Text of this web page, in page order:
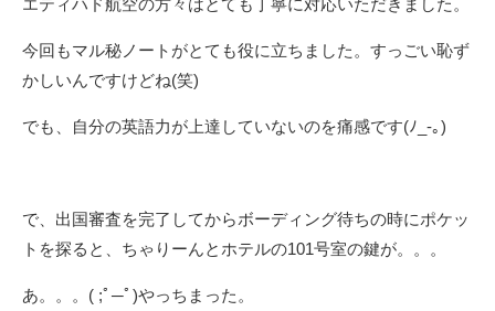
エティハド航空の方々はとても丁寧に対応いただきました。
今回もマル秘ノートがとても役に立ちました。すっごい恥ず
かしいんですけどね(笑)
でも、自分の英語力が上達していないのを痛感です(ﾉ_-｡)
で、出国審査を完了してからボーディング待ちの時にポケッ
トを探ると、ちゃりーんとホテルの101号室の鍵が。。。
あ。。。( ;ﾟ─ﾟ)やっちまった。